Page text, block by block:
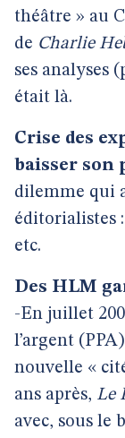
théâtre » au
de Charlie
ses analyses
était là.
Crise des
baisser son
dilemme qui
éditorialistes :
etc.
Des HLM
-En juillet
l’argent
nouvelle «
ans après, Le
avec, sous le